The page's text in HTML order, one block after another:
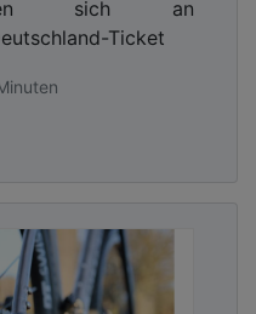
sich an
Ticket